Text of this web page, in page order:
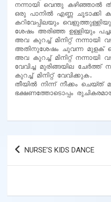
നന്നായി വെന്തു കഴിഞ്ഞാൽ
ഒരു പാനിൽ എണ്ണ ചൂടാക്കി
കറിവേപ്പിലയും
ശേഷം അരിഞ്ഞ ഉള്ളിയും
അവ കുറച്ച് മിനിറ്റ് നന്നായി
അതിനുശേഷം ചുവന്ന മുളക്
അവ കുറച്ച് മിനിറ്റ് നന്നായി
വേവിച്ച മുരിങ്ങയില ചേർത്ത്
കുറച്ച് മിനിറ്റ് വേവിക്കുക.
തീയിൽ നിന്ന് നീക്കം ചെയ്ത്
ഭക്ഷണത്തോടൊപ്പം
Post
NURSE’S KIDS DANCE